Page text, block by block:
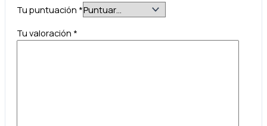
Tu puntuación *
Tu valoración *